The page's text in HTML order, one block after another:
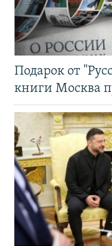
Подарок от
книги Москва